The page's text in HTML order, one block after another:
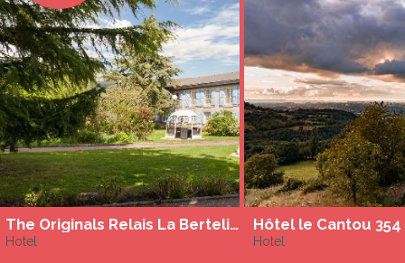
The Originals Relais La Berteliere ****
Hotel
Hôtel le Cantou 354
Hotel